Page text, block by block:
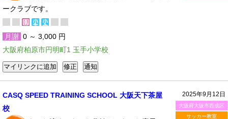
ークラブです。
月謝 0 ～ 3,000 円
大阪府柏原市円明町1 玉手小学校
2025年9月12日
大阪府大阪市西成区
サッカー教室
CASQ SPEED TRAINING SCHOOL 大阪天下茶屋
校